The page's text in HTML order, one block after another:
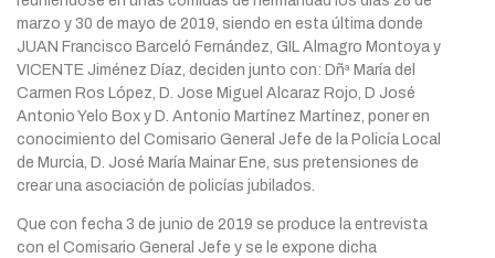
marzo y 30 de mayo de 2019, siendo en esta última donde
JUAN Francisco Barceló Fernández, GIL Almagro Montoya y
VICENTE Jiménez Díaz, deciden junto con: Dñª María del
Carmen Ros López, D. Jose Miguel Alcaraz Rojo, D José
Antonio Yelo Box y D. Antonio Martínez Martínez, poner en
conocimiento del Comisario General Jefe de la Policía Local
de Murcia, D. José María Mainar Ene, sus pretensiones de
crear una asociación de policías jubilados.
Que con fecha 3 de junio de 2019 se produce la entrevista
con el Comisario General Jefe y se le expone dicha